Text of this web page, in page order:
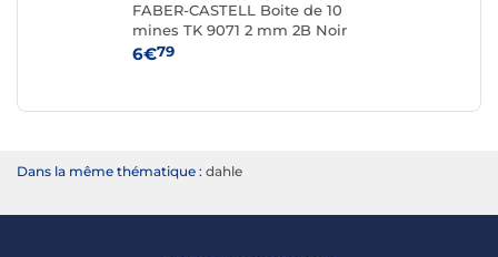
FABER-CASTELL Boite de 10
mines TK 9071 2 mm 2B Noir
foncé
6€79
Dans la même thématique : dahle